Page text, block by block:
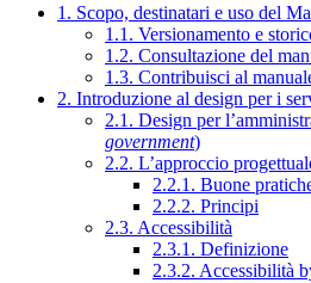
1. Scopo, destinatari e uso del
1.1. Versionamento e
1.2. Consultazione del
1.3. Contribuisci al
2. Introduzione al design per i
2.1. Design per
government)
2.2. L’approccio
2.2.1. Buone
2.2.2. Principi
2.3. Accessibilità
2.3.1. Definizione
2.3.2. Accessibilità